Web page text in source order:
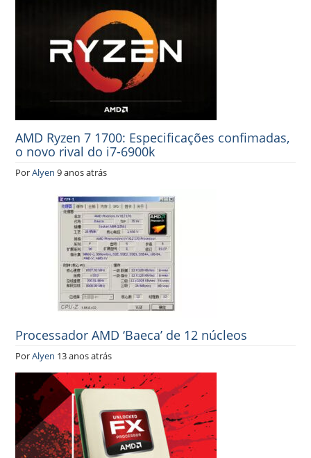
AMD Ryzen 7 1700: Especificações confimadas,
o novo rival do i7-6900k
PorAlyen 9 anos atrás
Processador AMD ‘Baeca’ de 12 núcleos
PorAlyen 13 anos atrás